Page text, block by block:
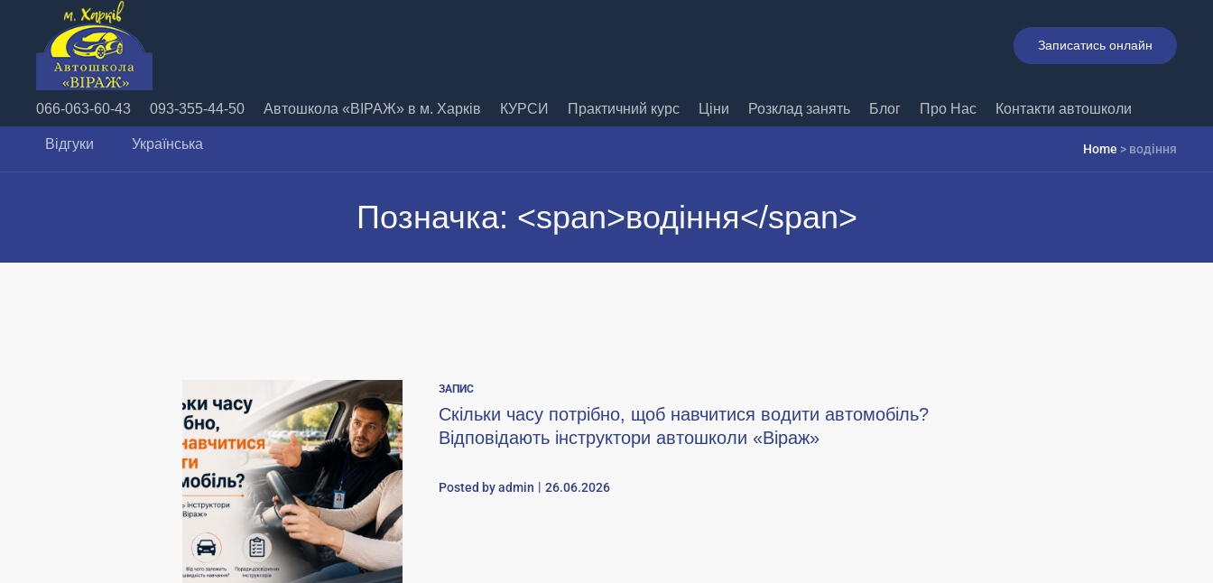
Записатись онлайн
066-063-60-43 093-355-44-50 Автошкола «ВІРАЖ» в м. Харків КУРСИ Практичний курс Ціни Розклад занять Блог Про Нас Контакти автошколи
Відгуки Українська Home > водіння
Позначка: <span>водіння</span>
ЗАПИС
Скільки часу потрібно, щоб навчитися водити автомобіль?
Відповідають інструктори автошколи «Віраж»
Posted byadmin 26.06.2026